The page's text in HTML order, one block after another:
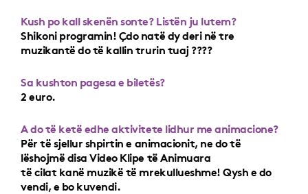
Kush po kall skenën sonte? Listën ju lutem?
Shikoni programin! Çdo natë dy deri në tre
muzikantë do të kallin trurin tuaj ????
Sa kushton pagesa e biletës?
2 euro.
A do të ketë edhe aktivitete lidhur me animacione?
Për të sjellur shpirtin e animacionit, ne do të
lëshojmë disa Video Klipe të Animuara
të cilat kanë muzikë të mrekullueshme! Qysh e do
vendi, e bo kuvendi.